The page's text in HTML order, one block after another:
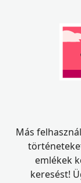
Más
emlékek
keresést!